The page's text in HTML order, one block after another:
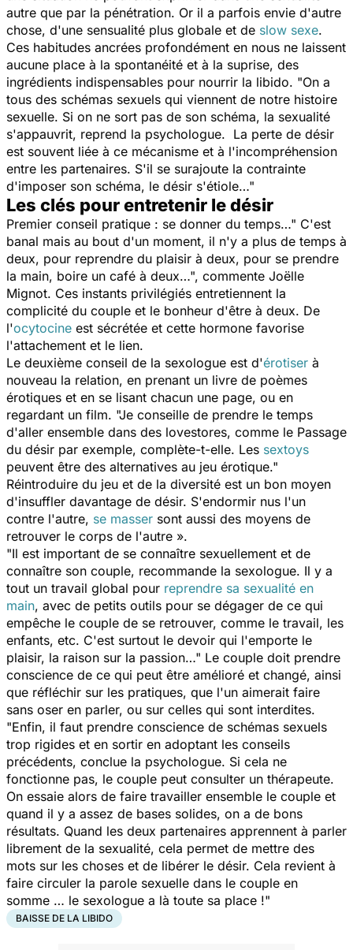
autre que par la pénétration. Or il a parfois envie d'autre
chose, d'une sensualité plus globale et de slow sexe.
Ces habitudes ancrées profondément en nous ne laissent
aucune place à la spontanéité et à la suprise, des
ingrédients indispensables pour nourrir la libido. "On a
tous des schémas sexuels qui viennent de notre histoire
sexuelle. Si on ne sort pas de son schéma, la sexualité
s'appauvrit, reprend la psychologue. La perte de désir
est souvent liée à ce mécanisme et à l'incompréhension
entre les partenaires. S'il se surajoute la contrainte
d'imposer son schéma, le désir s'étiole…"
Les clés pour entretenir le désir
Premier conseil pratique : se donner du temps…" C'est
banal mais au bout d'un moment, il n'y a plus de temps à
deux, pour reprendre du plaisir à deux, pour se prendre
la main, boire un café à deux…", commente Joëlle
Mignot. Ces instants privilégiés entretiennent la
complicité du couple et le bonheur d'être à deux. De
l'ocytocine est sécrétée et cette hormone favorise
l'attachement et le lien.
Le deuxième conseil de la sexologue est d'érotiser à
nouveau la relation, en prenant un livre de poèmes
érotiques et en se lisant chacun une page, ou en
regardant un film. "Je conseille de prendre le temps
d'aller ensemble dans des lovestores, comme le Passage
du désir par exemple, complète-t-elle. Les sextoys
peuvent être des alternatives au jeu érotique."
Réintroduire du jeu et de la diversité est un bon moyen
d'insuffler davantage de désir. S'endormir nus l'un
contre l'autre, se masser sont aussi des moyens de
retrouver le corps de l'autre ».
"Il est important de se connaître sexuellement et de
connaître son couple, recommande la sexologue. Il y a
tout un travail global pour reprendre sa sexualité en
main, avec de petits outils pour se dégager de ce qui
empêche le couple de se retrouver, comme le travail, les
enfants, etc. C'est surtout le devoir qui l'emporte le
plaisir, la raison sur la passion…" Le couple doit prendre
conscience de ce qui peut être amélioré et changé, ainsi
que réfléchir sur les pratiques, que l'un aimerait faire
sans oser en parler, ou sur celles qui sont interdites.
"Enfin, il faut prendre conscience de schémas sexuels
trop rigides et en sortir en adoptant les conseils
précédents, conclue la psychologue. Si cela ne
fonctionne pas, le couple peut consulter un thérapeute.
On essaie alors de faire travailler ensemble le couple et
quand il y a assez de bases solides, on a de bons
résultats. Quand les deux partenaires apprennent à parler
librement de la sexualité, cela permet de mettre des
mots sur les choses et de libérer le désir. Cela revient à
faire circuler la parole sexuelle dans le couple en
somme … le sexologue a là toute sa place !"
BAISSE DE LA LIBIDO